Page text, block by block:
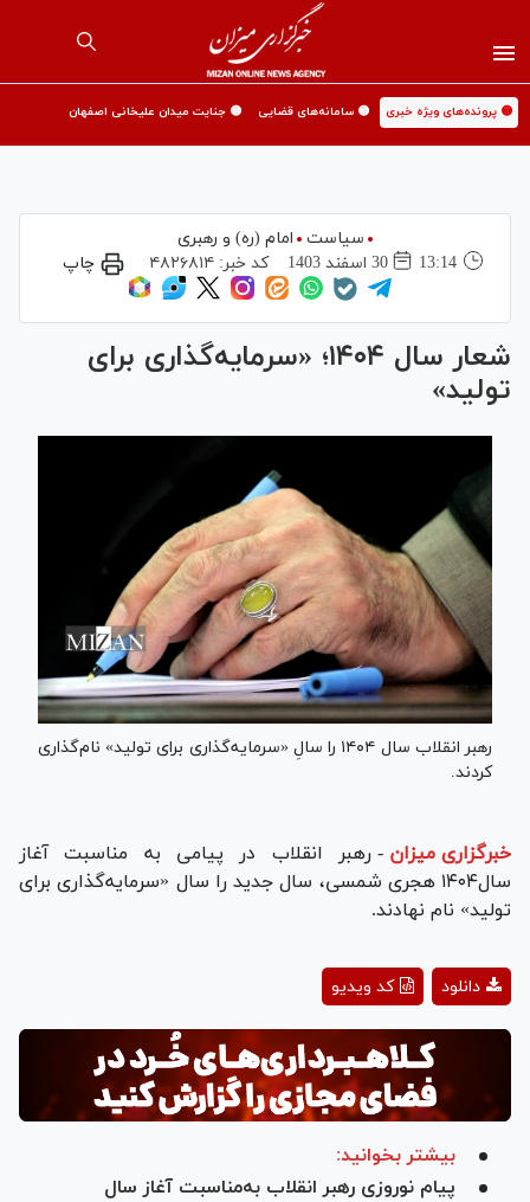
🟡 پرونده‌های ویژه خبری 🟡 سامانه‌های قضایی 🟡 جنایت میدان علیخانی اصفهان
سیاست
امام (ره) و رهبری
13:14
30 اسفند 1403 کد خبر:۴۸۲۶۸۱۴ چاپ
شعار سال ۱۴۰۴؛ «سرمایه‌گذاری برای
تولید»
رهبر انقلاب سال ۱۴۰۴ را سالِ «سرمایه‌گذاری برای تولید» نام‌گذاری
کردند.
خبرگزاری میزان - رهبر انقلاب در پیامی به مناسبت آغاز
سال۱۴۰۴ هجری شمسی، سال جدید را سال «سرمایه‌گذاری برای
تولید» نام نهادند.
Play
Video
کد ویدیو دانلود
بیشتر بخوانید:
پیام نوروزی رهبر انقلاب به‌مناسبت آغاز سال